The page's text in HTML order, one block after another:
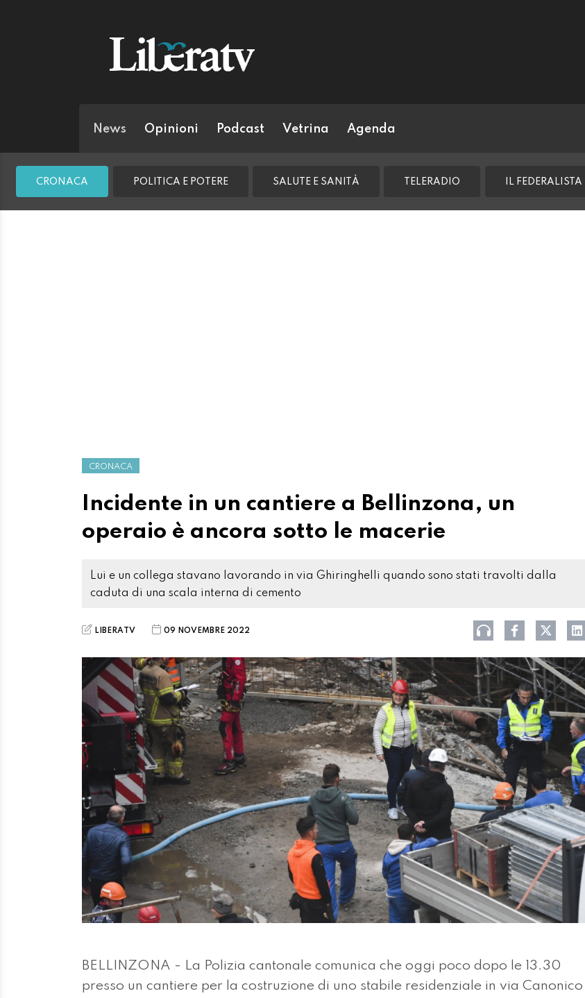
News Opinioni Podcast Vetrina Agenda
CRONACA POLITICA E POTERE SALUTE E SANITÀ TELERADIO IL FEDERALISTA
CRONACA
Incidente in un cantiere a Bellinzona, un
operaio è ancora sotto le macerie
Lui e un collega stavano lavorando in via Ghiringhelli quando sono stati travolti dalla
caduta di una scala interna di cemento
LIBERATV 09 NOVEMBRE 2022
BELLINZONA - La Polizia cantonale comunica che oggi poco dopo le 13.30
presso un cantiere per la costruzione di uno stabile residenziale in via Canonico